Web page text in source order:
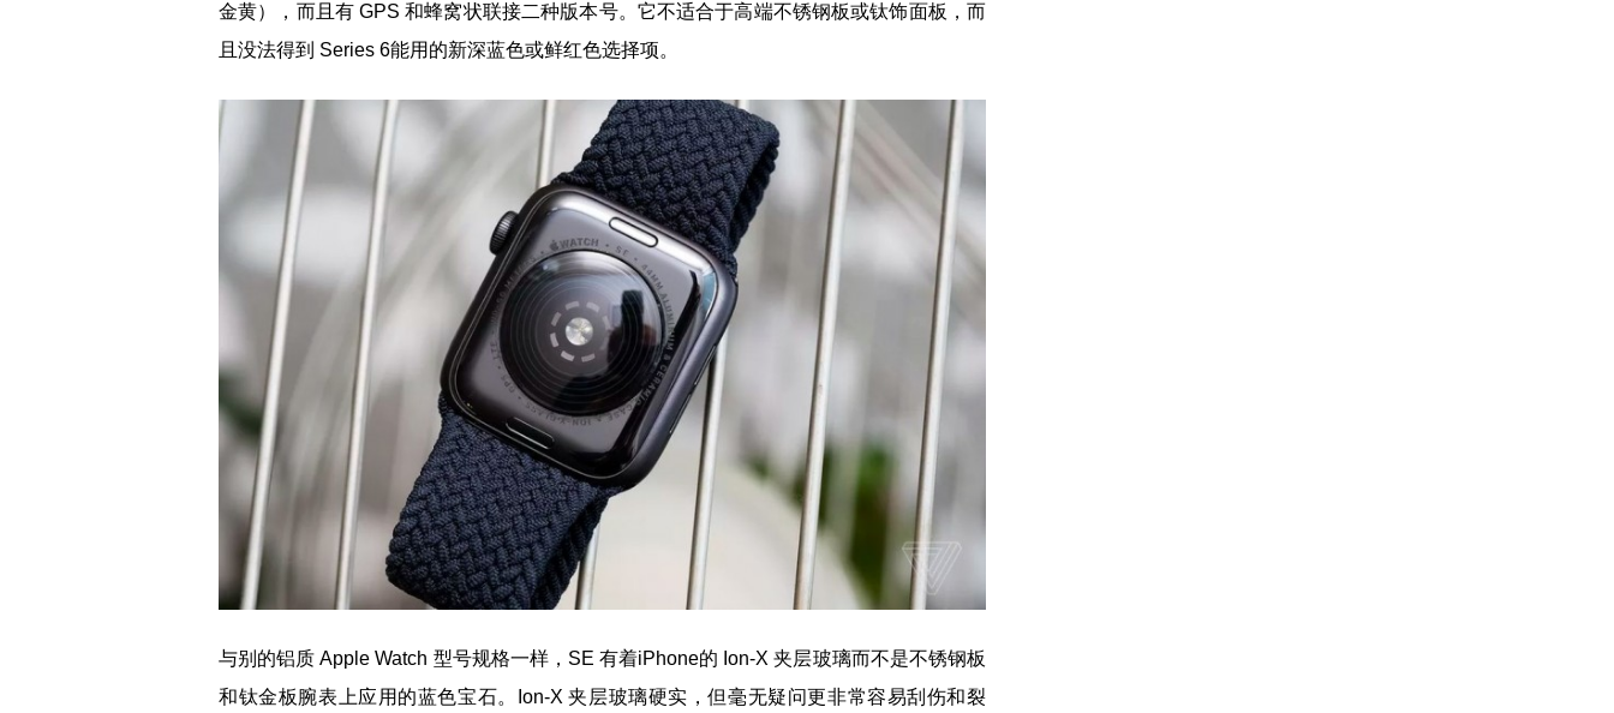
金黄），而且有 GPS 和蜂窝状联接二种版本号。它不适合于高端不锈钢板或钛饰面板，而
且没法得到 Series 6能用的新深蓝色或鲜红色选择项。
与别的铝质 Apple Watch 型号规格一样，SE 有着iPhone的 Ion-X 夹层玻璃而不是不锈钢板
和钛金板腕表上应用的蓝色宝石。Ion-X 夹层玻璃硬实，但毫无疑问更非常容易刮伤和裂